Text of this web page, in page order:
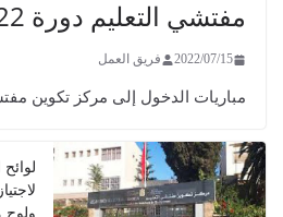
2022
تكوين مفتشي التعليم دورة 2022
لوائح المترشحين المقبولين
لاجتياز الاختبارات الشفوية لمباراة
ولوج مركز تكوين مفتشي التعليم